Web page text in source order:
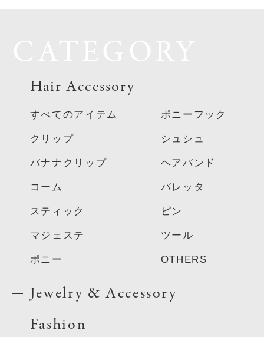
Hair Accessory
すべてのアイテム
クリップ
バナナクリップ
コーム
スティック
マジェステ
ポニー
ポニーフック
シュシュ
ヘアバンド
バレッタ
ピン
ツール
OTHERS
Jewelry & Accessory
Fashion